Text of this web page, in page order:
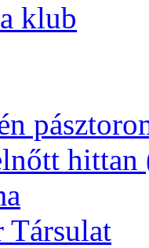
klub
hittan
Társulat